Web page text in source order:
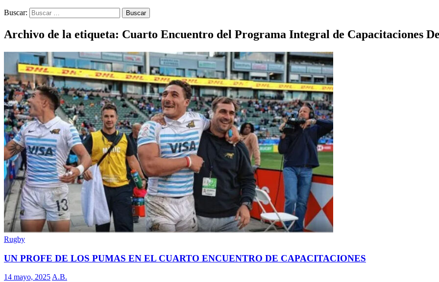
Buscar:
Archivo de la etiqueta: Cuarto Encuentro del Programa Integral de Capacitaciones
Rugby
UN PROFE DE LOS PUMAS EN EL CUARTO ENCUENTRO DE CAPACITACIONES
14 mayo, 2025 A.B.